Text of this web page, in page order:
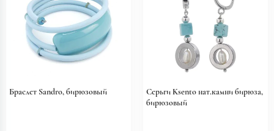
Браслет Sandro, бирюзовый
Серьги Ksento нат.камни бирюза,
бирюзовый